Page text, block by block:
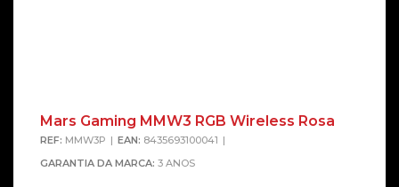
Mars Gaming MMW3 RGB Wireless Rosa
REF: MMW3P EAN: 8435693100041
GARANTIA DA MARCA: 3 ANOS